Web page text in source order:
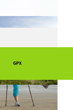
GmbH
GPX